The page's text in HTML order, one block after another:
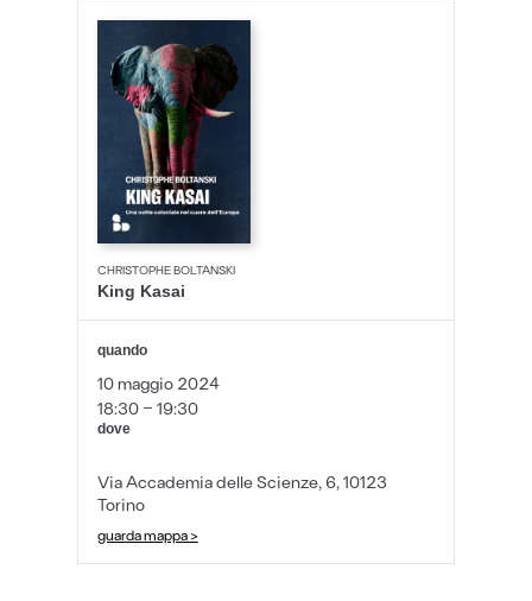
CHRISTOPHE BOLTANSKI
King Kasai
quando
10 maggio 2024
18:30 - 19:30
dove
Via Accademia delle Scienze, 6, 10123
Torino
guarda mappa >